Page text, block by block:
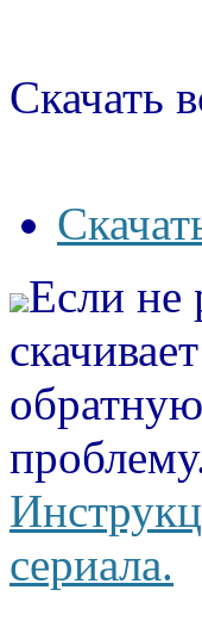
Скачать
Если не
сериала.